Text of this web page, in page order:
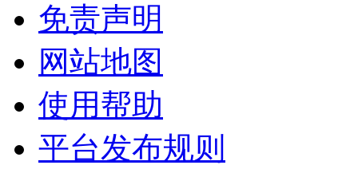
免责声明
网站地图
使用帮助
平台发布规则